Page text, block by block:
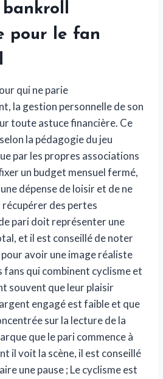
pour le fan
qui ne parie
la gestion personnelle de son
toute astuce financière. Ce
la pédagogie du jeu
par les propres associations
un budget mensuel fermé,
dépense de loisir et de ne
des pertes
pari doit représenter une
et il est conseillé de noter
avoir une image réaliste
fans qui combinent cyclisme et
souvent que leur plaisir
engagé est faible et que
sur la lecture de la
que le pari commence à
il voit la scène, il est conseillé
une pause ; Le cyclisme est